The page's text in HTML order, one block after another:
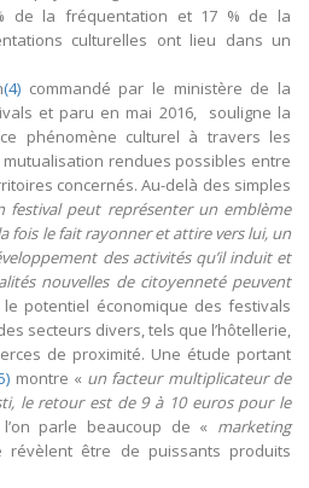
de la fréquentation et 17 % de la
culturelles ont lieu dans un
(4) commandé par le ministère de la
et paru en mai 2016, souligne la
phénomène culturel à travers les
rendues possibles entre
concernés. Au-delà des simples
festival peut représenter un emblème
fois le fait rayonner et attire vers lui, un
des activités qu’il induit et
nouvelles de citoyenneté peuvent
potentiel économique des festivals
secteurs divers, tels que l’hôtellerie,
de proximité. Une étude portant
montre « un facteur multiplicateur de
le retour est de 9 à 10 euros pour le
parle beaucoup de « marketing
être de puissants produits